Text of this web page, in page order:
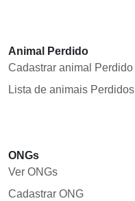
Animal Perdido
Cadastrar animal Perdido
Lista de animais Perdidos
ONGs
Ver ONGs
Cadastrar ONG